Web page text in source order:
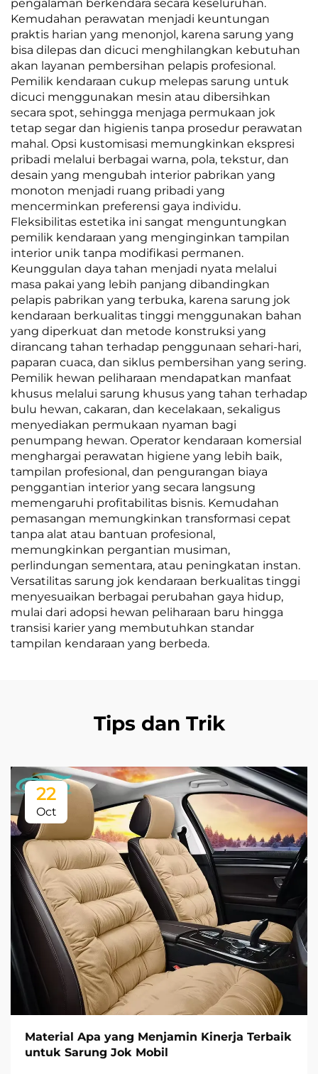
pengalaman berkendara secara keseluruhan.
Kemudahan perawatan menjadi keuntungan
praktis harian yang menonjol, karena sarung yang
bisa dilepas dan dicuci menghilangkan kebutuhan
akan layanan pembersihan pelapis profesional.
Pemilik kendaraan cukup melepas sarung untuk
dicuci menggunakan mesin atau dibersihkan
secara spot, sehingga menjaga permukaan jok
tetap segar dan higienis tanpa prosedur perawatan
mahal. Opsi kustomisasi memungkinkan ekspresi
pribadi melalui berbagai warna, pola, tekstur, dan
desain yang mengubah interior pabrikan yang
monoton menjadi ruang pribadi yang
mencerminkan preferensi gaya individu.
Fleksibilitas estetika ini sangat menguntungkan
pemilik kendaraan yang menginginkan tampilan
interior unik tanpa modifikasi permanen.
Keunggulan daya tahan menjadi nyata melalui
masa pakai yang lebih panjang dibandingkan
pelapis pabrikan yang terbuka, karena sarung jok
kendaraan berkualitas tinggi menggunakan bahan
yang diperkuat dan metode konstruksi yang
dirancang tahan terhadap penggunaan sehari-hari,
paparan cuaca, dan siklus pembersihan yang sering.
Pemilik hewan peliharaan mendapatkan manfaat
khusus melalui sarung khusus yang tahan terhadap
bulu hewan, cakaran, dan kecelakaan, sekaligus
menyediakan permukaan nyaman bagi
penumpang hewan. Operator kendaraan komersial
menghargai perawatan higiene yang lebih baik,
tampilan profesional, dan pengurangan biaya
penggantian interior yang secara langsung
memengaruhi profitabilitas bisnis. Kemudahan
pemasangan memungkinkan transformasi cepat
tanpa alat atau bantuan profesional,
memungkinkan pergantian musiman,
perlindungan sementara, atau peningkatan instan.
Versatilitas sarung jok kendaraan berkualitas tinggi
menyesuaikan berbagai perubahan gaya hidup,
mulai dari adopsi hewan peliharaan baru hingga
transisi karier yang membutuhkan standar
tampilan kendaraan yang berbeda.
Tips dan Trik
22
Oct
Material Apa yang Menjamin Kinerja Terbaik
untuk Sarung Jok Mobil